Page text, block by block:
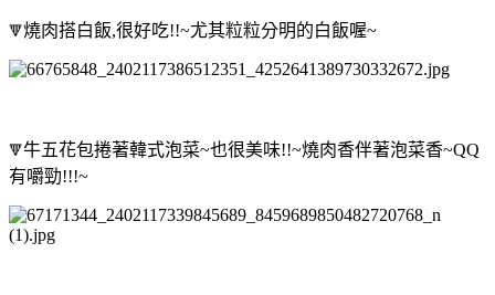
🔻燒肉搭白飯,很好吃!!~尤其粒粒分明的白飯喔~
🔻牛五花包捲著韓式泡菜~也很美味!!~燒肉香伴著泡菜香~QQ
有嚼勁!!!~